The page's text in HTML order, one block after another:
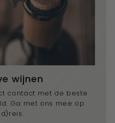
wijnen
contact met de beste
Ga met ons mee op